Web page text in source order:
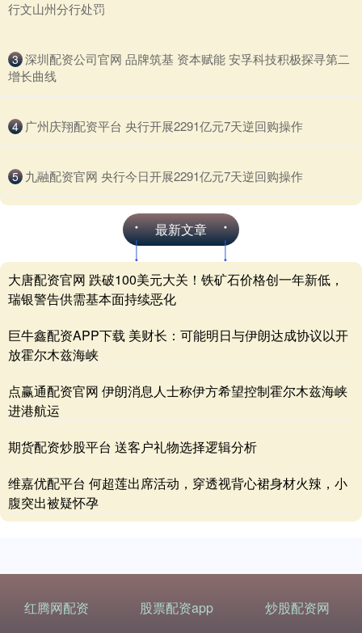
行文山州分行处罚
3 ​深圳配资公司官网 品牌筑基 资本赋能 安孚科技积极探寻第二
增长曲线
4 ​广州庆翔配资平台 央行开展2291亿元7天逆回购操作
5 ​九融配资官网 央行今日开展2291亿元7天逆回购操作
最新文章
大唐配资官网 跌破100美元大关！铁矿石价格创一年新低，
瑞银警告供需基本面持续恶化
巨牛鑫配资APP下载 美财长：可能明日与伊朗达成协议以开
放霍尔木兹海峡
点赢通配资官网 伊朗消息人士称伊方希望控制霍尔木兹海峡
进港航运
期货配资炒股平台 送客户礼物选择逻辑分析
维嘉优配平台 何超莲出席活动，穿透视背心裙身材火辣，小
腹突出被疑怀孕
红腾网配资 股票配资app 炒股配资网